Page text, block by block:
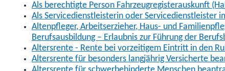
Als berechtigte Person Fahrzeugregisterauskunft
Als Servicedienstleisterin oder Servicedienstleister
Altenpfleger, Arbeitserzieher, Haus- und
Berufsausbildung – Erlaubnis zur Führung der
Altersrente - Rente bei vorzeitigem Eintritt in den
Altersrente für besonders langjährig Versicherte